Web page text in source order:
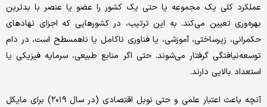
عملکرد کلی یک مجموعه یا حتی یک کشور را عضو یا عنصر با بدترین
بهره‌وری تعیین می‌کند. به این ترتیب، در کشورهایی که اجزای نهادهای
حکمرانی، زیرساختی، آموزشی، یا فناوری ناکامل یا ناهمسطح است، در دام
توسعه‌نیافتگی گرفتار می‌شوند. حتی اگر منابع طبیعی، سرمایه فیزیکی یا
استعداد بالایی دارند.
آنچه باعث اعتبار علمی و حتی نوبل اقتصادی (در سال ۲۰۱۹) برای مایکل